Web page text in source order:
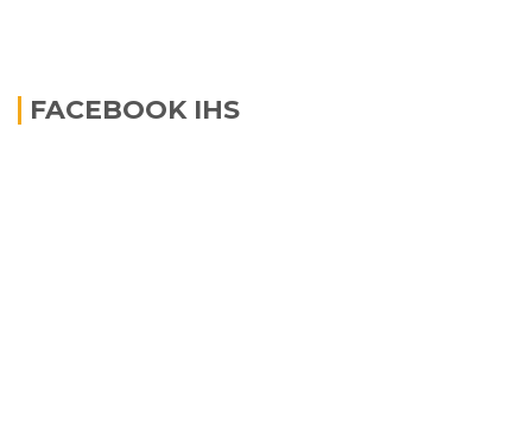
FACEBOOK IHS